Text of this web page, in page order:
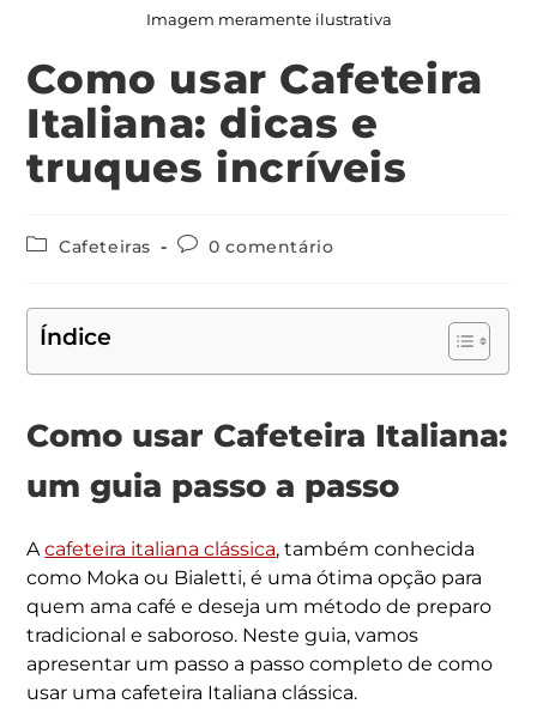
Imagem meramente ilustrativa
Como usar Cafeteira
Italiana: dicas e
truques incríveis
Cafeteiras 0 comentário
Índice
Como usar Cafeteira Italiana:
um guia passo a passo
Acafeteira italiana clássica, também conhecida
como Moka ou Bialetti, é uma ótima opção para
quem ama café e deseja um método de preparo
tradicional e saboroso. Neste guia, vamos
apresentar um passo a passo completo de como
usar uma cafeteira Italiana clássica.